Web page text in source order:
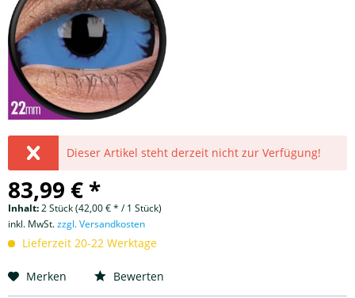
Dieser Artikel steht derzeit nicht zur Verfügung!
83,99 € *
Inhalt:2 Stück (42,00 € * / 1 Stück)
inkl. MwSt.zzgl. Versandkosten
Lieferzeit 20-22 Werktage
Merken Bewerten